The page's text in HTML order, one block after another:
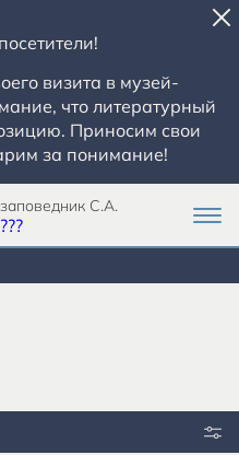
визита в музей-
что литературный
Приносим свои
за понимание!
С.А.